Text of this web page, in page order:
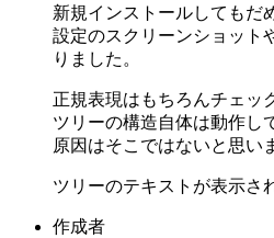
新規インストールしてもだ
設定のスクリーンショット
りました。
正規表現はもちろんチェッ
ツリーの構造自体は動作し
原因はそこではないと思い
ツリーのテキストが表示さ
作成者